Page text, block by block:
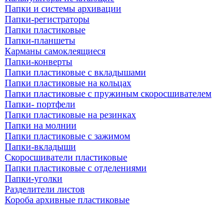
Папки и системы архивации
Папки-регистраторы
Папки пластиковые
Папки-планшеты
Карманы самоклеящиеся
Папки-конверты
Папки пластиковые с вкладышами
Папки пластиковые на кольцах
Папки пластиковые с пружиным скоросшивателем
Папки- портфели
Папки пластиковые на резинках
Папки на молнии
Папки пластиковые с зажимом
Папки-вкладыши
Скоросшиватели пластиковые
Папки пластиковые с отделениями
Папки-уголки
Разделители листов
Короба архивные пластиковые